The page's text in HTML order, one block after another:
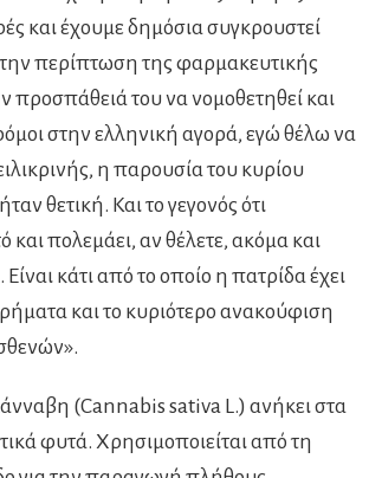
και έχουμε δημόσια συγκρουστεί
περίπτωση της φαρμακευτικής
προσπάθειά του να νομοθετηθεί και
στην ελληνική αγορά, εγώ θέλω να
η παρουσία του κυρίου
θετική. Και το γεγονός ότι
και πολεμάει, αν θέλετε, ακόμα και
κάτι από το οποίο η πατρίδα έχει
και το κυριότερο ανακούφιση
(Cannabis sativa L.) ανήκει στα
φυτά. Χρησιμοποιείται από τη